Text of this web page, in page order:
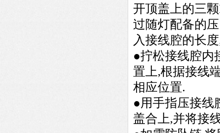
开顶盖上的三
过随灯配备的
入接线腔的长
●拧松接线腔内
置上,根据接线
相应位置.
●用手指压接线
盖合上,并将接